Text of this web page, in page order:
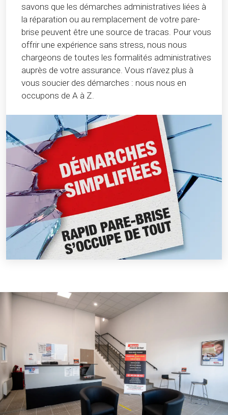
savons que les démarches administratives liées à
la réparation ou au remplacement de votre pare-
brise peuvent être une source de tracas. Pour vous
offrir une expérience sans stress, nous nous
chargeons de toutes les formalités administratives
auprès de votre assurance. Vous n’avez plus à
vous soucier des démarches : nous nous en
occupons de A à Z.